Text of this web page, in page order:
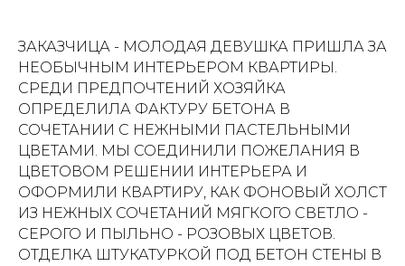
ЗАКАЗЧИЦА - МОЛОДАЯ ДЕВУШКА ПРИШЛА ЗА
НЕОБЫЧНЫМ ИНТЕРЬЕРОМ КВАРТИРЫ.
СРЕДИ ПРЕДПОЧТЕНИЙ ХОЗЯЙКА
ОПРЕДЕЛИЛА ФАКТУРУ БЕТОНА В
СОЧЕТАНИИ С НЕЖНЫМИ ПАСТЕЛЬНЫМИ
ЦВЕТАМИ. МЫ СОЕДИНИЛИ ПОЖЕЛАНИЯ В
ЦВЕТОВОМ РЕШЕНИИ ИНТЕРЬЕРА И
ОФОРМИЛИ КВАРТИРУ, КАК ФОНОВЫЙ ХОЛСТ
ИЗ НЕЖНЫХ СОЧЕТАНИЙ МЯГКОГО СВЕТЛО -
СЕРОГО И ПЫЛЬНО - РОЗОВЫХ ЦВЕТОВ.
ОТДЕЛКА ШТУКАТУРКОЙ ПОД БЕТОН СТЕНЫ В